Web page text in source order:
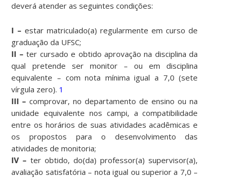
deverá atender as seguintes condições:
I – estar matriculado(a) regularmente em curso de
graduação da UFSC;
II – ter cursado e obtido aprovação na disciplina da
qual pretende ser monitor – ou em disciplina
equivalente – com nota mínima igual a 7,0 (sete
vírgula zero). 1
III – comprovar, no departamento de ensino ou na
unidade equivalente nos campi, a compatibilidade
entre os horários de suas atividades acadêmicas e
os propostos para o desenvolvimento das
atividades de monitoria;
IV – ter obtido, do(da) professor(a) supervisor(a),
avaliação satisfatória – nota igual ou superior a 7,0 –